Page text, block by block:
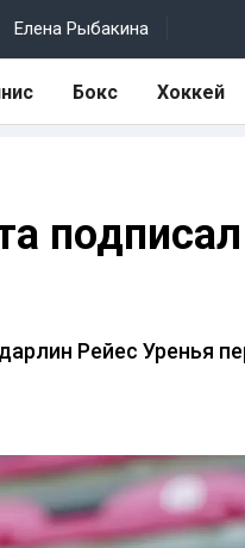
Елена Рыбакина
Бокс Хоккей
подписал
Рейес Уренья